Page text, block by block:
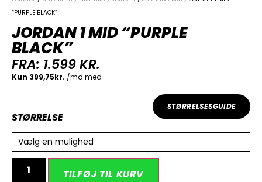
“PURPLE BLACK”
JORDAN 1 MID “PURPLE
BLACK”
FRA: 1.599KR.
STØRRELSESGUIDE
STØRRELSE
Vælg en mulighed
TILFØJ TIL KURV